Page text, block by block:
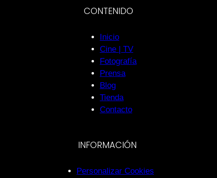
CONTENIDO
Inicio
Cine | TV
Fotografía
Prensa
Blog
Tienda
Contacto
INFORMACIÓN
Personalizar Cookies